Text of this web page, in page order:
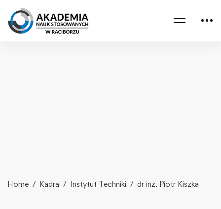
Home Kadra Instytut Techniki dr inż. Piotr Kiszka